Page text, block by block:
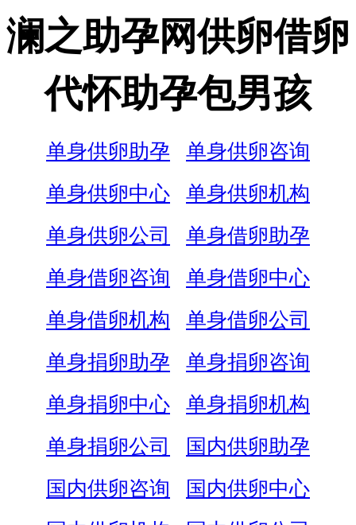
澜之助孕网供卵借卵
代怀助孕包男孩
单身供卵助孕
单身供卵咨询
单身供卵中心
单身供卵机构
单身供卵公司
单身借卵助孕
单身借卵咨询
单身借卵中心
单身借卵机构
单身借卵公司
单身捐卵助孕
单身捐卵咨询
单身捐卵中心
单身捐卵机构
单身捐卵公司
国内供卵助孕
国内供卵咨询
国内供卵中心